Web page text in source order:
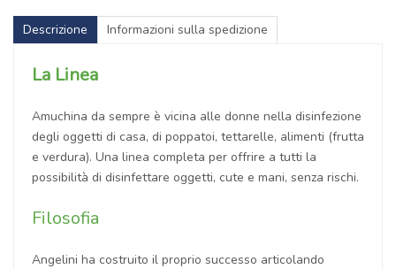
Descrizione Informazioni sulla spedizione
La Linea
Amuchina da sempre è vicina alle donne nella disinfezione
degli oggetti di casa, di poppatoi, tettarelle, alimenti (frutta
e verdura). Una linea completa per offrire a tutti la
possibilità di disinfettare oggetti, cute e mani, senza rischi.
Filosofia
Angelini ha costruito il proprio successo articolando